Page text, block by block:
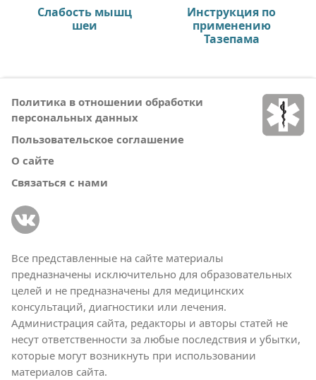
Слабость мышц
шеи
Инструкция по
применению
Тазепама
Политика в отношении обработки
персональных данных
Пользовательское соглашение
О сайте
Связаться с нами
Все представленные на сайте материалы
предназначены исключительно для образовательных
целей и не предназначены для медицинских
консультаций, диагностики или лечения.
Администрация сайта, редакторы и авторы статей не
несут ответственности за любые последствия и убытки,
которые могут возникнуть при использовании
материалов сайта.